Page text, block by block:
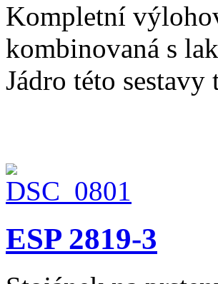
Kompletní
kombinovaná s
Jádro této
ESP 2819-3